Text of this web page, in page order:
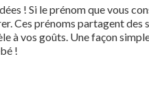
! Si le prénom que vous
Ces prénoms partagent des
à vos goûts. Une façon
!